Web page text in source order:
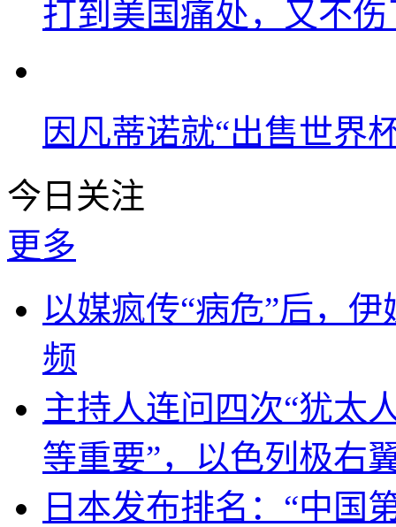
打到美国痛处，又不
因凡蒂诺就“出售世界
今日关注
更多
以媒疯传“病危”后，
频
主持人连问四次“犹太
等重要”，以色列极右
日本发布排名：“中国